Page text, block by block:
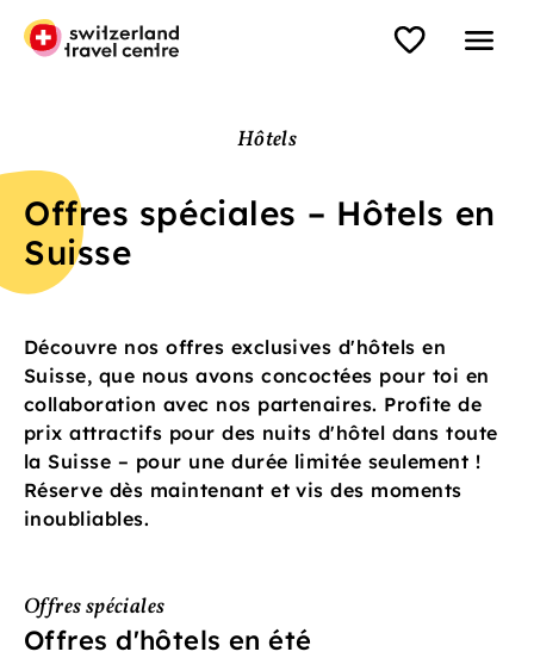
Hôtels
Offres spéciales – Hôtels en
Suisse
Découvre nos offres exclusives d'hôtels en
Suisse, que nous avons concoctées pour toi en
collaboration avec nos partenaires. Profite de
prix attractifs pour des nuits d'hôtel dans toute
la Suisse – pour une durée limitée seulement !
Réserve dès maintenant et vis des moments
inoubliables.
Offres spéciales
Offres d'hôtels en été